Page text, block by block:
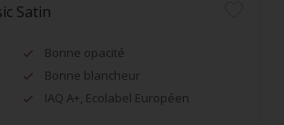
Satin
Bonne opacité
Bonne blancheur
IAQ A+, Ecolabel Européen